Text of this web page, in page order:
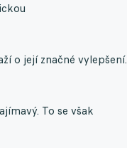
o její značné vylepšení.
To se však